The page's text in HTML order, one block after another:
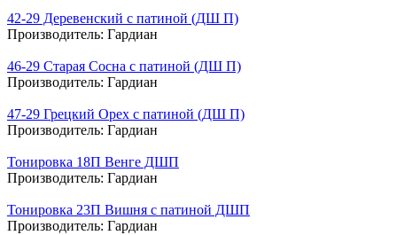
42-29 Деревенский с патиной (ДШ П)
Производитель: Гардиан
46-29 Старая Сосна с патиной (ДШ П)
Производитель: Гардиан
47-29 Грецкий Орех с патиной (ДШ П)
Производитель: Гардиан
Тонировка 18П Венге ДШП
Производитель: Гардиан
Тонировка 23П Вишня с патиной ДШП
Производитель: Гардиан